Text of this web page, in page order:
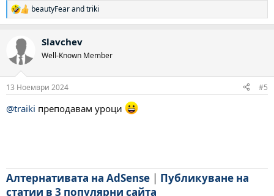
Р
е
и
beautyFearandtriki
Slavchev
Well-Known Member
13 Ноември 2024 #5
@traiki преподавам уроци
Алтернативата на AdSense | Публикуване на
статии в 3 популярни сайта